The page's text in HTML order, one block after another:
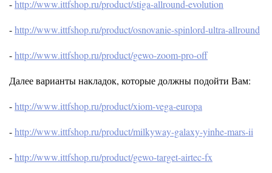
-http://www.ittfshop.ru/product/stiga-allround-evolution
-http://www.ittfshop.ru/product/osnovanie-spinlord-ultra-allround
-http://www.ittfshop.ru/product/gewo-zoom-pro-off
Далее варианты накладок, которые должны подойти Вам:
-http://www.ittfshop.ru/product/xiom-vega-europa
-http://www.ittfshop.ru/product/milkyway-galaxy-yinhe-mars-ii
-http://www.ittfshop.ru/product/gewo-target-airtec-fx